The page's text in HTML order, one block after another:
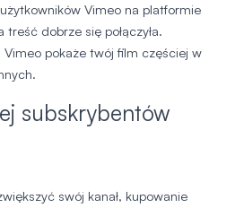
Vimeo na platformie
dobrze się połączyła.
pokaże twój film częściej w
subskrybentów
swój kanał, kupowanie